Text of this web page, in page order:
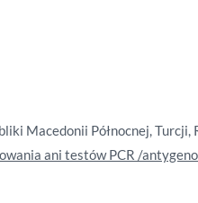
Macedonii Północnej, Turcji,
ani testów PCR /